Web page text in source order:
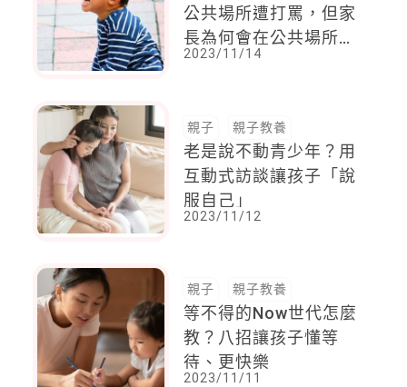
公共場所遭打罵，但家
長為何會在公共場所過
度管教？與旁人對哭鬧
2023/11/14
親子 親子教養
老是說不動青少年？用
互動式訪談讓孩子「說
服自己」
2023/11/12
親子 親子教養
等不得的Now世代怎麼
教？八招讓孩子懂等
待、更快樂
2023/11/11